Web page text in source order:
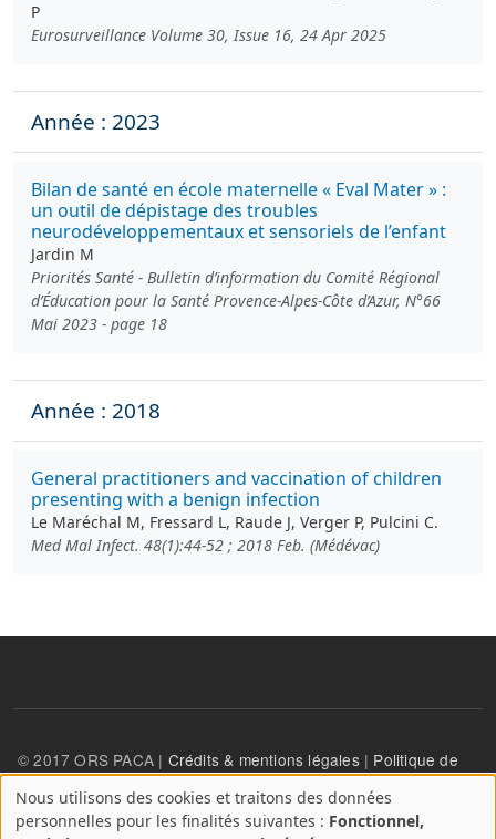
P
Eurosurveillance Volume 30, Issue 16, 24 Apr 2025
Année : 2023
Bilan de santé en école maternelle « Eval Mater » :
un outil de dépistage des troubles
neurodéveloppementaux et sensoriels de l’enfant
Jardin M
Priorités Santé - Bulletin d’information du Comité Régional
d’Éducation pour la Santé Provence-Alpes-Côte d’Azur, N°66
Mai 2023 - page 18
Année : 2018
General practitioners and vaccination of children
presenting with a benign infection
Le Maréchal M, Fressard L, Raude J, Verger P, Pulcini C.
Med Mal Infect. 48(1):44-52 ; 2018 Feb. (Médévac)
© 2017 ORS PACA | Crédits & mentions légales| Politique de
confidentialité
A
Nous utilisons des cookies et traitons des données
personnelles pour les finalités suivantes : Fonctionnel,